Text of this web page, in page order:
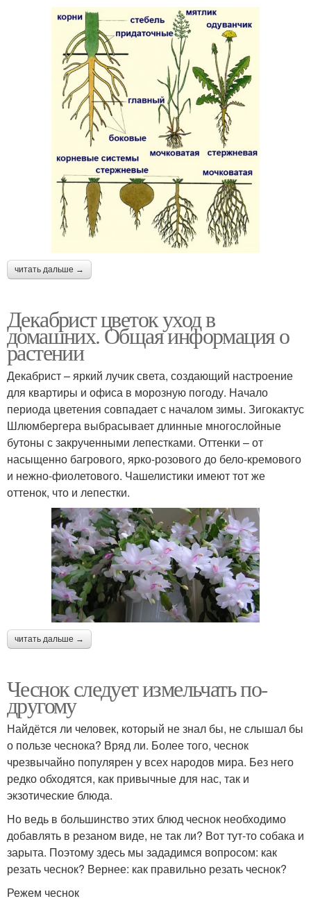
читать дальше →
Декабрист цветок уход в
домашних. Общая информация о
растении
Декабрист – яркий лучик света, создающий настроение
для квартиры и офиса в морозную погоду. Начало
периода цветения совпадает с началом зимы. Зигокактус
Шлюмбергера выбрасывает длинные многослойные
бутоны с закрученными лепестками. Оттенки – от
насыщенно багрового, ярко-розового до бело-кремового
и нежно-фиолетового. Чашелистики имеют тот же
оттенок, что и лепестки.
читать дальше →
Чеснок следует измельчать по-
другому
Найдётся ли человек, который не знал бы, не слышал бы
о пользе чеснока? Вряд ли. Более того, чеснок
чрезвычайно популярен у всех народов мира. Без него
редко обходятся, как привычные для нас, так и
экзотические блюда.
Но ведь в большинство этих блюд чеснок необходимо
добавлять в резаном виде, не так ли? Вот тут-то собака и
зарыта. Поэтому здесь мы зададимся вопросом: как
резать чеснок? Вернее: как правильно резать чеснок?
Режем чеснок